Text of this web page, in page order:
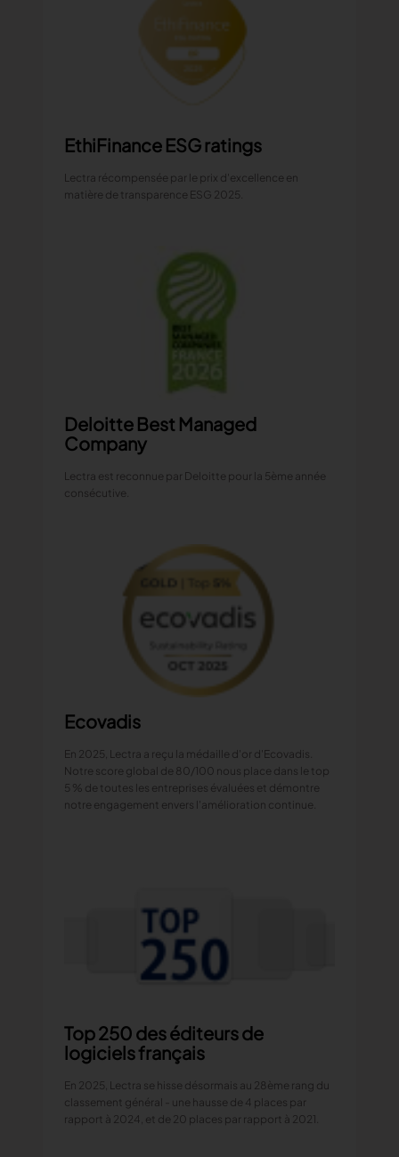
EthiFinance ESG ratings
Lectra récompensée par le prix d'excellence en
matière de transparence ESG 2025.
Deloitte Best Managed
Company
Lectra est reconnue par Deloitte pour la 5ème année
consécutive.
Ecovadis
En 2025, Lectra a reçu la médaille d'or d'Ecovadis.
Notre score global de 80/100 nous place dans le top
5 % de toutes les entreprises évaluées et démontre
notre engagement envers l'amélioration continue.
Top 250 des éditeurs de
logiciels français
En 2025, Lectra se hisse désormais au 28ème rang du
classement général - une hausse de 4 places par
rapport à 2024, et de 20 places par rapport à 2021.